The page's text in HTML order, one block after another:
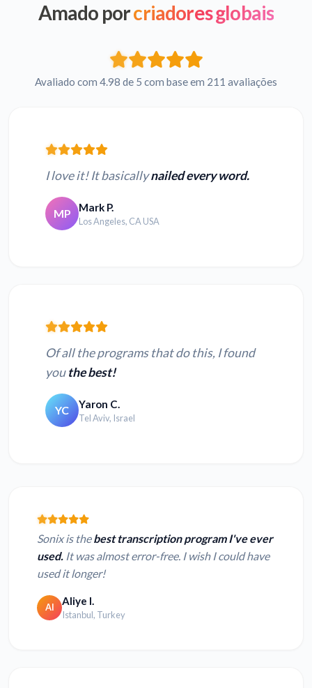
Amado porcriadores globais
Avaliado com 4.98 de 5 com base em 211 avaliações
I love it! It basicallynailed every word.
MP Mark P.
Los Angeles, CA USA
Of all the programs that do this, I found
youthe best!
YC Yaron C.
Tel Aviv, Israel
Sonix is thebest transcription program I've ever
used. It was almost error-free. I wish I could have
used it longer!
AI Aliye I.
Istanbul, Turkey